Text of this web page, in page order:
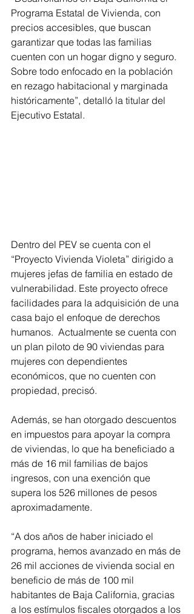
Programa Estatal de Vivienda, con
precios accesibles, que buscan
garantizar que todas las familias
cuenten con un hogar digno y seguro.
Sobre todo enfocado en la población
en rezago habitacional y marginada
históricamente”, detalló la titular del
Ejecutivo Estatal.
Dentro del PEV se cuenta con el
“Proyecto Vivienda Violeta” dirigido a
mujeres jefas de familia en estado de
vulnerabilidad. Este proyecto ofrece
facilidades para la adquisición de una
casa bajo el enfoque de derechos
humanos.  Actualmente se cuenta con
un plan piloto de 90 viviendas para
mujeres con dependientes
económicos, que no cuenten con
propiedad, precisó.
Además, se han otorgado descuentos
en impuestos para apoyar la compra
de viviendas, lo que ha beneficiado a
más de 16 mil familias de bajos
ingresos, con una exención que
supera los 526 millones de pesos
aproximadamente.
“A dos años de haber iniciado el
programa, hemos avanzado en más de
26 mil acciones de vivienda social en
beneficio de más de 100 mil
habitantes de Baja California, gracias
a los estímulos fiscales otorgados a los